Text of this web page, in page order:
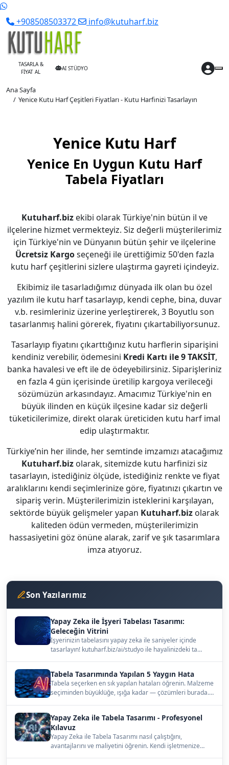
+908508503372 info@kutuharf.biz
TASARLA &
FİYAT AL
AI STÜDYO
Ana Sayfa
Yenice Kutu Harf Çeşitleri Fiyatları - Kutu Harfinizi Tasarlayın
Yenice Kutu Harf
Yenice En Uygun Kutu Harf
Tabela Fiyatları
Kutuharf.biz ekibi olarak Türkiye'nin bütün il ve
ilçelerine hizmet vermekteyiz. Siz değerli müşterilerimiz
için Türkiye'nin ve Dünyanın bütün şehir ve ilçelerine
Ücretsiz Kargoseçeneği ile ürettiğimiz 50'den fazla
kutu harf çeşitlerini sizlere ulaştırma gayreti içindeyiz.
Ekibimiz ile tasarladığımız dünyada ilk olan bu özel
yazılım ile kutu harf tasarlayıp, kendi cephe, bina, duvar
v.b. resimleriniz üzerine yerleştirerek, 3 Boyutlu son
tasarlanmış halini görerek, fiyatını çıkartabiliyorsunuz.
Tasarlayıp fiyatını çıkarttığınız kutu harflerin siparişini
kendiniz verebilir, ödemesini Kredi Kartı ile 9 TAKSİT,
banka havalesi ve eft ile de ödeyebilirsiniz. Siparişleriniz
en fazla 4 gün içerisinde üretilip kargoya verileceği
sözümüzün arkasındayız. Amacımız Türkiye'nin en
büyük ilinden en küçük ilçesine kadar siz değerli
tüketicilerimize, direkt olarak üreticiden kutu harf imal
edip ulaştırmaktır.
Türkiye’nin her ilinde, her semtinde imzamızı atacağımız
Kutuharf.biz olarak, sitemizde kutu harfinizi siz
tasarlayın, istediğiniz ölçüde, istediğiniz renkte ve fiyat
aralıklarını kendi seçimlerinize göre, fiyatınızı çıkartın ve
sipariş verin. Müşterilerimizin isteklerini karşılayan,
sektörde büyük gelişmeler yapan Kutuharf.biz olarak
kaliteden ödün vermeden, müşterilerimizin
hassasiyetini göz önüne alarak, zarif ve şık tasarımlara
imza atıyoruz.
Son Yazılarımız
Yapay Zeka ile İşyeri Tabelası Tasarımı:
Geleceğin Vitrini
İşyerinizin tabelasını yapay zeka ile saniyeler içinde
tasarlayın! kutuharf.biz/ai/studyo ile hayalinizdeki ta…
Tabela Tasarımında Yapılan 5 Yaygın Hata
Tabela seçerken en sık yapılan hataları öğrenin. Malzeme
seçiminden büyüklüğe, ışığa kadar — çözümleri burada.…
Yapay Zeka ile Tabela Tasarımı - Profesyonel
Kılavuz
Yapay Zeka ile Tabela Tasarımı nasıl çalıştığını,
avantajlarını ve maliyetini öğrenin. Kendi işletmenize